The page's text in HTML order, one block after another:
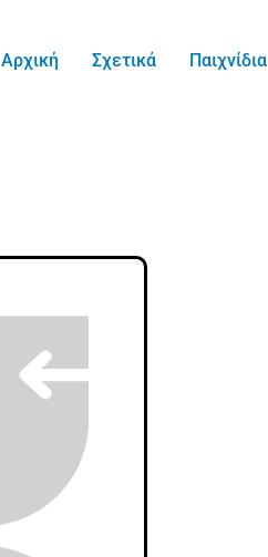
Αρχική Σχετικά Παιχνίδια